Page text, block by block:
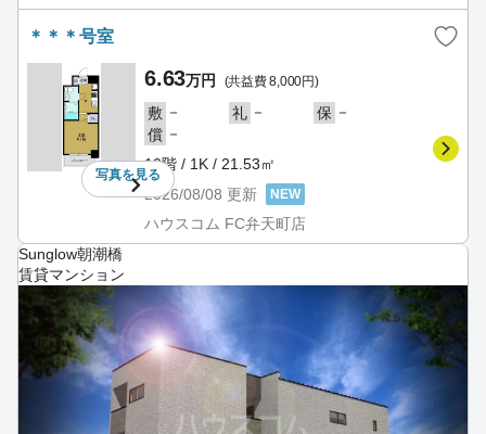
＊＊＊号室
写真を見る
6.63万円 (共益費 8,000円)
敷 － 礼 － 保 －
償 －
10階 / 1K / 21.53㎡
2026/08/08 更新 NEW
ハウスコム FC弁天町店
Sunglow朝潮橋
賃貸マンション